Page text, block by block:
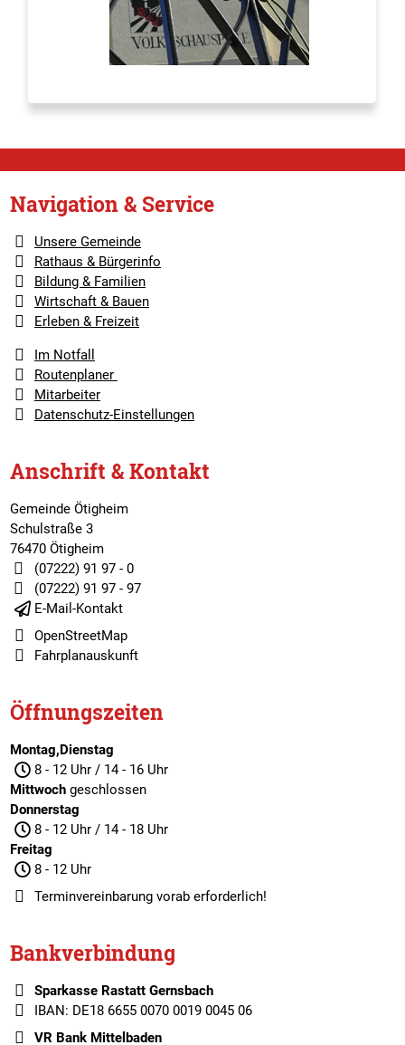
Navigation & Service
Unsere Gemeinde
Rathaus & Bürgerinfo
Bildung & Familien
Wirtschaft & Bauen
Erleben & Freizeit
Im Notfall
Routenplaner
Mitarbeiter
Datenschutz-Einstellungen
Anschrift & Kontakt
Gemeinde Ötigheim
Schulstraße 3
76470 Ötigheim
(07222) 91 97 - 0
(07222) 91 97 - 97
E-Mail-Kontakt
OpenStreetMap
Fahrplanauskunft
Öffnungszeiten
Montag,Dienstag
8 - 12 Uhr / 14 - 16 Uhr
Mittwochgeschlossen
Donnerstag
8 - 12 Uhr / 14 - 18 Uhr
Freitag
8 - 12 Uhr
Terminvereinbarungvorab erforderlich!
Bankverbindung
Sparkasse Rastatt Gernsbach
IBAN: DE18 6655 0070 0019 0045 06
VR Bank Mittelbaden